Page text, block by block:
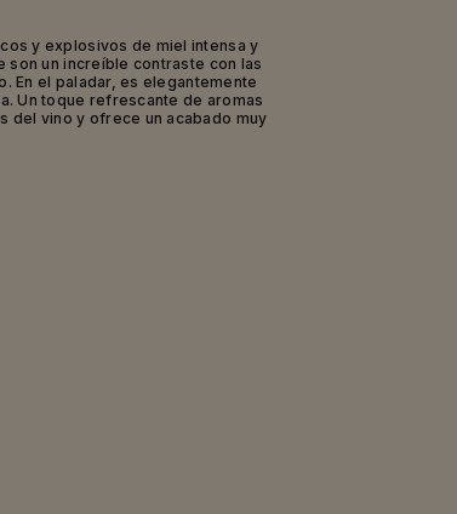
y explosivos de miel intensa y
un increíble contraste con las
En el paladar, es elegantemente
Un toque refrescante de aromas
del vino y ofrece un acabado muy